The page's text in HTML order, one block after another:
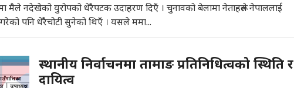
मैले नदेखेको युरोपको धेरैपटक उदाहरण दिएँ । चुनावको बेलामा नेताहरूले नेपाललाई
पनि धेरैचोटी सुनेको थिएँ । यसले ममा...
स्थानीय निर्वाचनमा तामाङ प्रतिनिधित्वको स्थिति र
दायित्व